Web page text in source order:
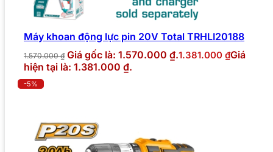
Máy khoan động lực pin 20V Total TRHLI20188
1.570.000₫ Giá gốc là: 1.570.000 ₫.1.381.000 ₫Giá
hiện tại là: 1.381.000 ₫.
-5%